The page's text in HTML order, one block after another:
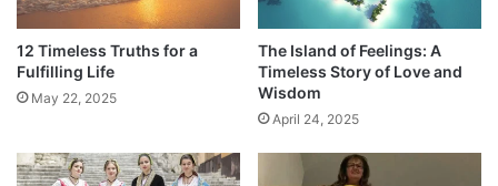
12 Timeless Truths for a
Fulfilling Life
May 22, 2025
The Island of Feelings: A
Timeless Story of Love and
Wisdom
April 24, 2025